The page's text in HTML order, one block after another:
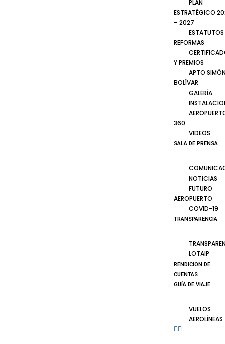
PLAN
ESTRATÉGICO
– 2027
ESTATUTOS
REFORMAS
Y PREMIOS
APTO
BOLÍVAR
GALERÍA
360
VIDEOS
SALA DE PRENSA
NOTICIAS
FUTURO
AEROPUERTO
COVID-19
TRANSPARENCIA
LOTAIP
RENDICION DE
CUENTAS
GUÍA DE VIAJE
VUELOS
AEROLÍNEAS